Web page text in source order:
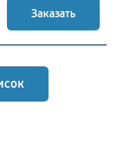
Заказать